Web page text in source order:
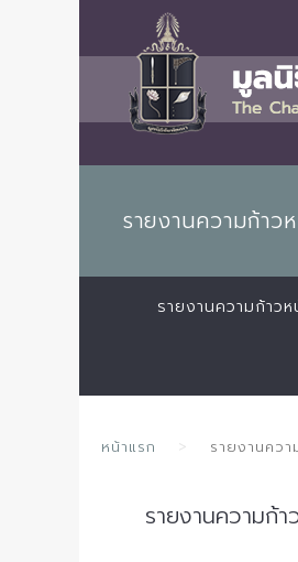
รายงานความก้าว
รายงานความก้าวห
หน้าแรก รายงานคว
รายงานความก้า